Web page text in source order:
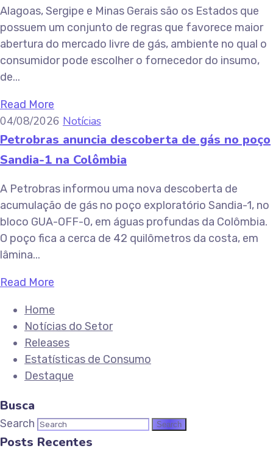
Alagoas, Sergipe e Minas Gerais são os Estados que
possuem um conjunto de regras que favorece maior
abertura do mercado livre de gás, ambiente no qual o
consumidor pode escolher o fornecedor do insumo,
de...
Read More
04/08/2026 Notícias
Petrobras anuncia descoberta de gás no poço
Sandia-1 na Colômbia
A Petrobras informou uma nova descoberta de
acumulação de gás no poço exploratório Sandia-1, no
bloco GUA-OFF-0, em águas profundas da Colômbia.
O poço fica a cerca de 42 quilômetros da costa, em
lâmina...
Read More
Home
Notícias do Setor
Releases
Estatísticas de Consumo
Destaque
Busca
Search
Posts Recentes